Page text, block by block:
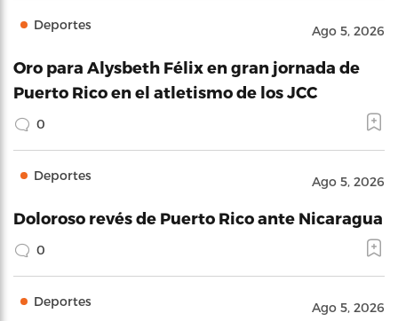
Deportes Ago 5, 2026
Oro para Alysbeth Félix en gran jornada de
Puerto Rico en el atletismo de los JCC
0
Deportes Ago 5, 2026
Doloroso revés de Puerto Rico ante Nicaragua
0
Deportes Ago 5, 2026